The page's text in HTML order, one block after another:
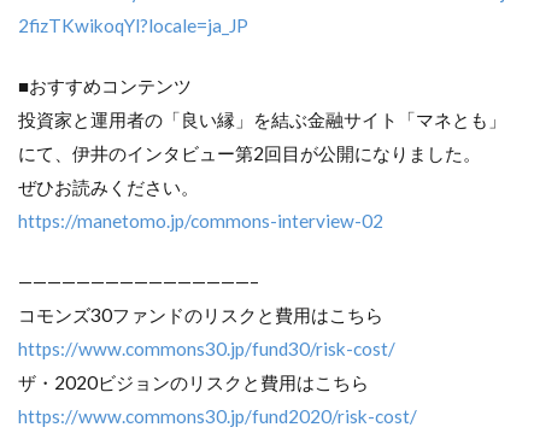
2fizTKwikoqYl?locale=ja_JP
■おすすめコンテンツ
投資家と運用者の「良い縁」を結ぶ金融サイト「マネとも」
にて、伊井のインタビュー第2回目が公開になりました。
ぜひお読みください。
https://manetomo.jp/commons-interview-02
————————————————–
コモンズ30ファンドのリスクと費用はこちら
https://www.commons30.jp/fund30/risk-cost/
ザ・2020ビジョンのリスクと費用はこちら
https://www.commons30.jp/fund2020/risk-cost/